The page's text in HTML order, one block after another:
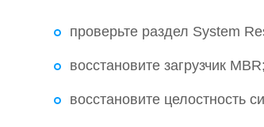
проверьте раздел System
восстановите загрузчик MBR;
восстановите целостность